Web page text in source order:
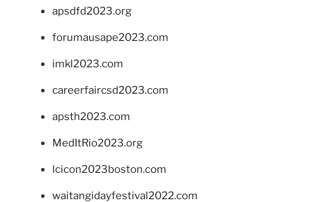
apsdfd2023.org
forumausape2023.com
imkl2023.com
careerfaircsd2023.com
apsth2023.com
MedItRio2023.org
lcicon2023boston.com
waitangidayfestival2022.com